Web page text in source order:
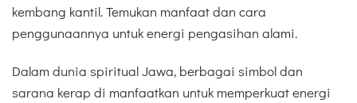
kembang kantil. Temukan manfaat dan cara
penggunaannya untuk energi pengasihan alami.
Dalam dunia spiritual Jawa, berbagai simbol dan
sarana kerap di manfaatkan untuk memperkuat energi